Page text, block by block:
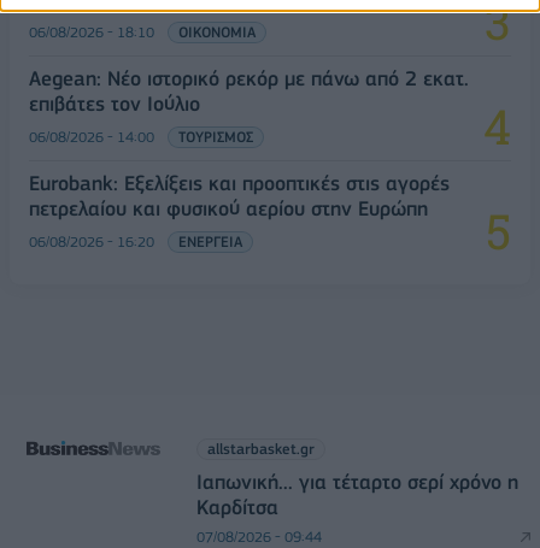
06/08/2026 - 18:10 ΟΙΚΟΝΟΜΙΑ
Aegean: Νέο ιστορικό ρεκόρ με πάνω από 2 εκατ.
επιβάτες τον Ιούλιο
06/08/2026 - 14:00 ΤΟΥΡΙΣΜΟΣ
Eurobank: Εξελίξεις και προοπτικές στις αγορές
πετρελαίου και φυσικού αερίου στην Ευρώπη
06/08/2026 - 16:20 ΕΝΕΡΓΕΙΑ
allstarbasket.gr
Ιαπωνική... για τέταρτο σερί χρόνο η
Καρδίτσα
07/08/2026 - 09:44